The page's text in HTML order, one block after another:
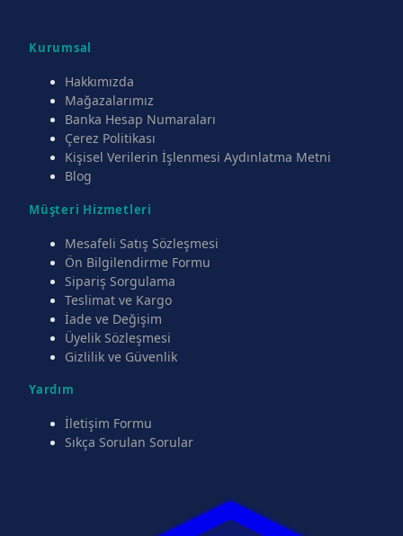
Kurumsal
Hakkımızda
Mağazalarımız
Banka Hesap Numaraları
Çerez Politikası
Kişisel Verilerin İşlenmesi Aydınlatma Metni
Blog
Müşteri Hizmetleri
Mesafeli Satış Sözleşmesi
Ön Bilgilendirme Formu
Sipariş Sorgulama
Teslimat ve Kargo
İade ve Değişim
Üyelik Sözleşmesi
Gizlilik ve Güvenlik
Yardım
İletişim Formu
Sıkça Sorulan Sorular